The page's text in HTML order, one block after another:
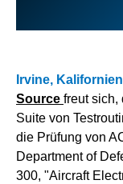
Irvine,
Source freut sich,
Suite von
die Prüfung von
Department of
300, "Aircraft